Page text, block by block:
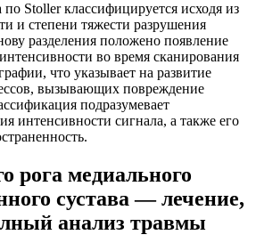
Stoller классифицируется исходя из
и степени тяжести разрушения
разделения положено появление
во время сканирования
что указывает на развитие
вызывающих повреждение
подразумевает
интенсивности сигнала, а также его
рога медиального
сустава — лечение,
анализ травмы